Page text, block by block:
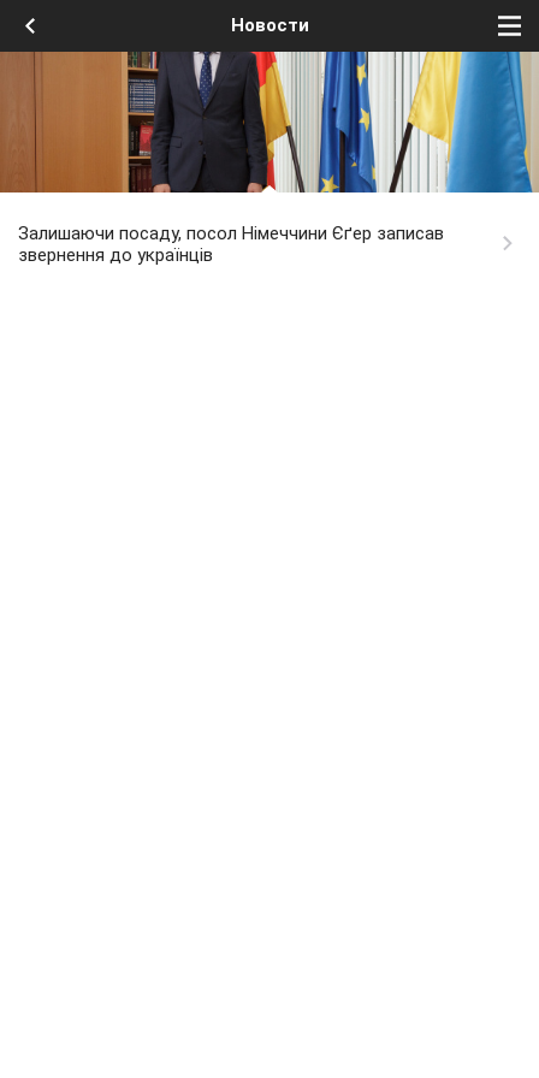
Новости
Залишаючи посаду, посол Німеччини Єґер записав
звернення до українців